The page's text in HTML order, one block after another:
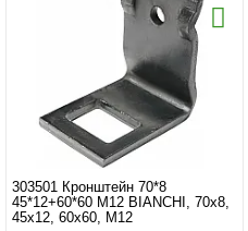
303501 Кронштейн 70*8
45*12+60*60 M12 BIANCHI, 70x8,
45x12, 60x60, M12